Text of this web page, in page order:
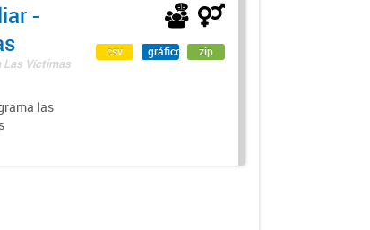
-
Víctimas
las
csv gráfico zip